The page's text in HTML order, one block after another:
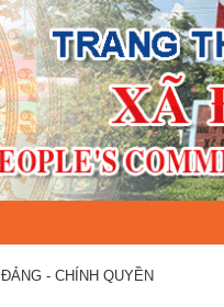
- CHÍNH QUYỀN